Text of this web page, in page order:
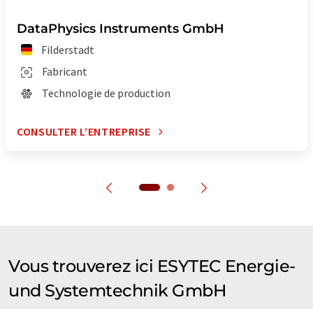
DataPhysics Instruments GmbH
Filderstadt
Fabricant
Technologie de production
CONSULTER L’ENTREPRISE
Vous trouverez ici ESYTEC Energie-
und Systemtechnik GmbH